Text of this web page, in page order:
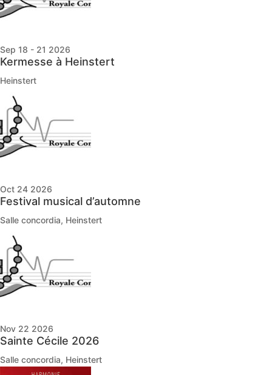
Sep 18 - 21 2026
Kermesse à Heinstert
Heinstert
Oct 24 2026
Festival musical d’automne
Salle concordia, Heinstert
Nov 22 2026
Sainte Cécile 2026
Salle concordia, Heinstert